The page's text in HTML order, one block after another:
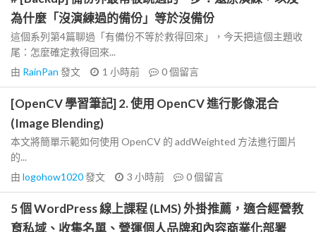
為什麼「沒演練過的備份」等於沒備份
這個系列第4篇聊過「有備份不等於救得回來」，今天把這個主題收
尾：怎麼確定救得回來...
由 RainPan 發文 1 小時前 0個留言
[OpenCV 學習筆記] 2. 使用 OpenCV 進行影像混合
(Image Blending)
本文將簡單示範如何使用 OpenCV 的 addWeighted 方法進行圖片
的...
由 logohow1020發文 3 小時前 0個留言
5 個 WordPress 線上課程 (LMS) 外掛推薦，適合經營教
育私域、收集名單、營運個人品牌和內容商業化部署